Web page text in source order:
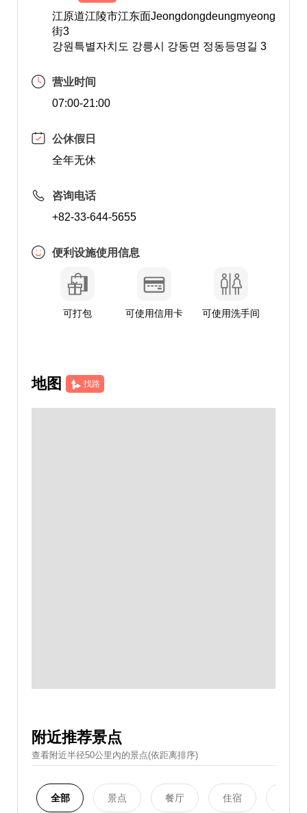
江原道江陵市江东面Jeongdongdeungmyeong
街3
강원특별자치도 강릉시 강동면 정동등명길 3
营业时间
07:00-21:00
公休假日
全年无休
咨询电话
+82-33-644-5655
便利设施使用信息
可打包 可使用信用卡 可使用洗手间
地图 找路
附近推荐景点
查看附近半径50公里內的景点(依距离排序)
全部 景点 餐厅 住宿